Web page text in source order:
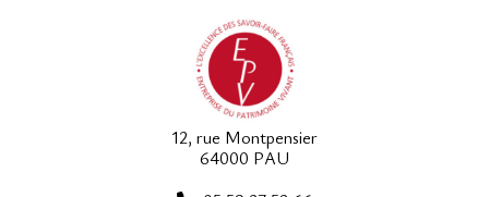
12, rue Montpensier
64000 PAU